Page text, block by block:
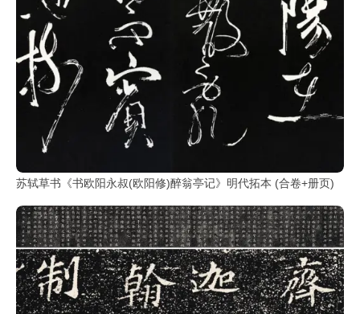
苏轼草书《书欧阳永叔(欧阳修)醉翁亭记》明代拓本 (合卷+册页)
具
玉
器
器
珐
琅
玛
瑙